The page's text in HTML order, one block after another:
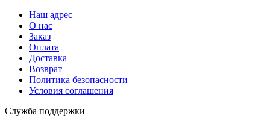
Наш адрес
О нас
Заказ
Оплата
Доставка
Возврат
Политика безопасности
Условия соглашения
Служба поддержки